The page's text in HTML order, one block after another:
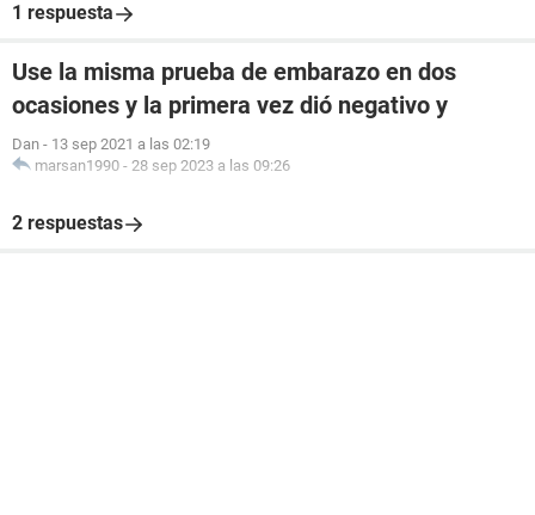
1 respuesta
Use la misma prueba de embarazo en dos
ocasiones y la primera vez dió negativo y
Dan - 13 sep 2021 a las 02:19
marsan1990 - 28 sep 2023 a las 09:26
2 respuestas